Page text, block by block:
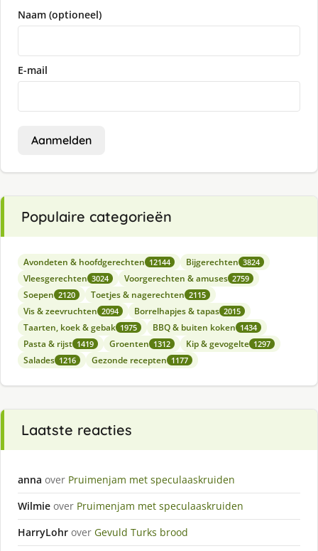
Naam (optioneel)
E-mail
Aanmelden
Populaire categorieën
Avondeten & hoofdgerechten 12144 Bijgerechten 3824
Vleesgerechten 3024 Voorgerechten & amuses 2759
Soepen 2120 Toetjes & nagerechten 2115
Vis & zeevruchten 2094 Borrelhapjes & tapas 2015
Taarten, koek & gebak 1975 BBQ & buiten koken 1434
Pasta & rijst 1419 Groenten 1312 Kip & gevogelte 1297
Salades 1216 Gezonde recepten 1177
Laatste reacties
anna over Pruimenjam met speculaaskruiden
Wilmie over Pruimenjam met speculaaskruiden
HarryLohr over Gevuld Turks brood